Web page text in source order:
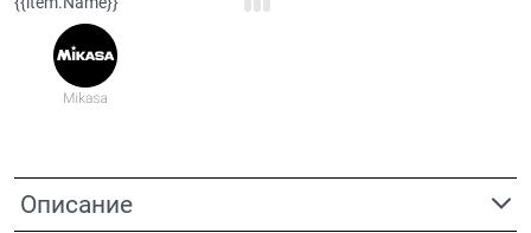
Описание